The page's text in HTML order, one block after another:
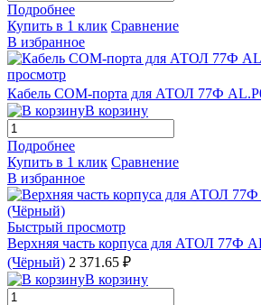
Подробнее
Купить в 1 клик Сравнение
В избранное
просмотр
Кабель COM-порта для АТОЛ 77Ф
В корзину
Подробнее
Купить в 1 клик Сравнение
В избранное
Быстрый просмотр
Верхняя часть корпуса для АТОЛ 77Ф
(Чёрный) 2 371.65 ₽
В корзину